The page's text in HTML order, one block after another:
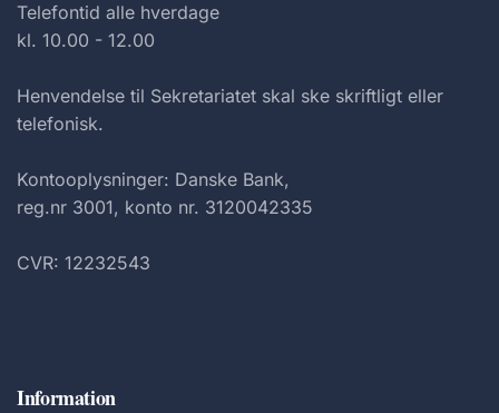
Telefontid alle hverdage
kl. 10.00 - 12.00
Henvendelse til Sekretariatet skal ske skriftligt eller
telefonisk.
Kontooplysninger: Danske Bank,
reg.nr 3001, konto nr. 3120042335
CVR: 12232543
Information